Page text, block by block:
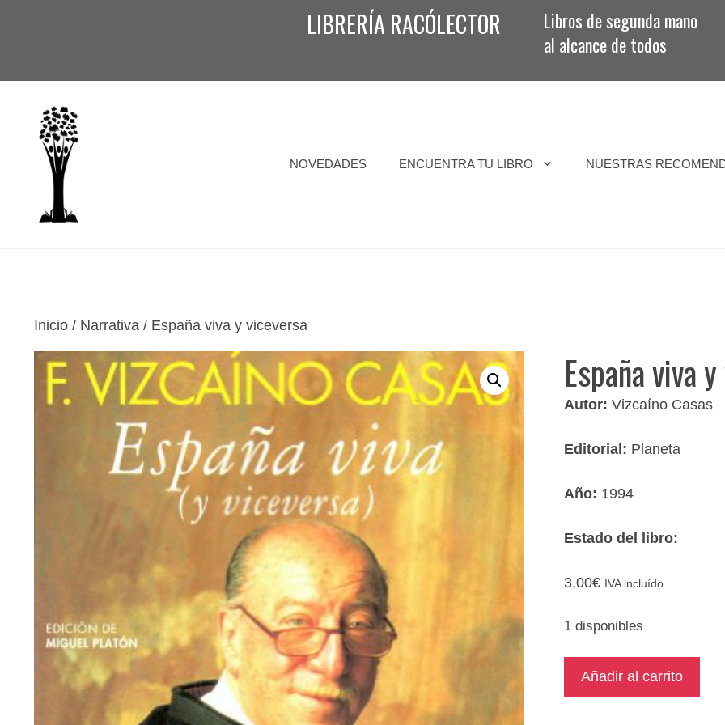
LIBRERÍA RACÓLECTOR
Libros de segunda mano
al alcance de todos
NOVEDADES ENCUENTRA TU LIBRO NUESTRAS
Inicio / Narrativa / España viva y viceversa
España viva
Autor:Vizcaíno Casas
Editorial: Planeta
Año: 1994
Estado del libro:
3,00€ IVA incluído
1 disponibles
España
Añadir al carrito